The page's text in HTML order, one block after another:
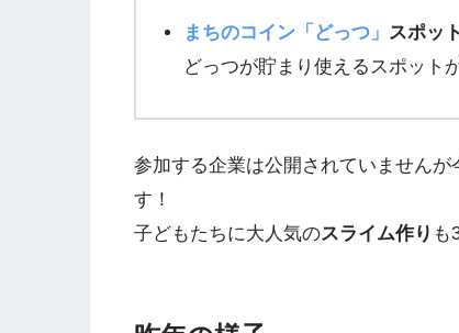
まちのコイン「どっつ」 スポッ
どっつが貯まり使えるスポット
参加する企業は公開されていません
す！
子どもたちに大人気のスライム作り も